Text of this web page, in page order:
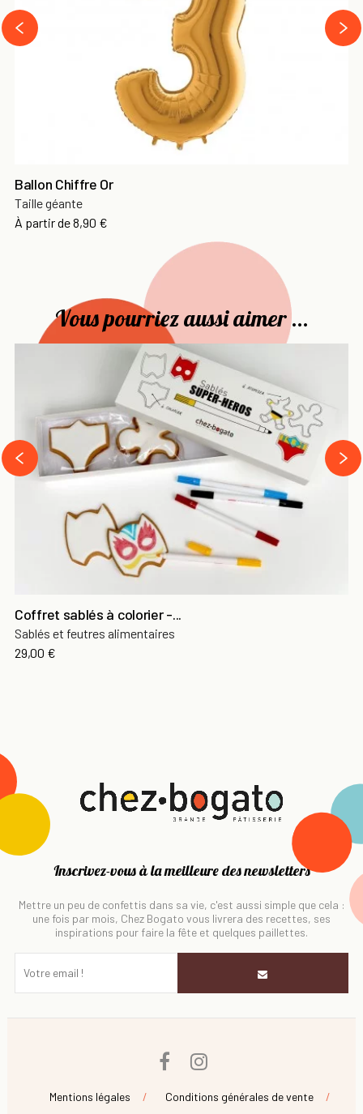
Ballon Chiffre Or
Taille géante
À partir dePrix
8,90 €
prev
next
Vous pourriez aussi aimer ...
Coffret sablés à colorier -...
Sablés et feutres alimentaires
29,00 €
‹
›
Inscrivez-vous à la meilleure des newsletters
Mettre un peu de confettis dans sa vie, c'est aussi simple que cela :
une fois par mois, Chez Bogato vous livrera des recettes, ses
inspirations pour faire la fête et quelques paillettes.
Facebook
Mentions légales Conditions générales de vente